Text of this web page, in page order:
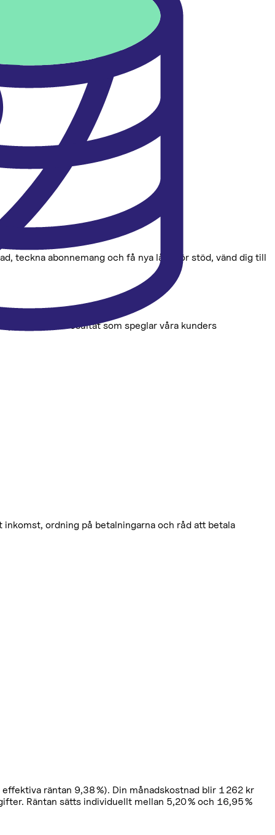
teckna abonnemang och få nya lån. För stöd, vänd dig till
privatlån. Ett resultat som speglar våra kunders
ordning på betalningarna och råd att betala
räntan 9,38 %). Din månadskostnad blir 1 262 kr
Räntan sätts individuellt mellan 5,20 % och 16,95 %